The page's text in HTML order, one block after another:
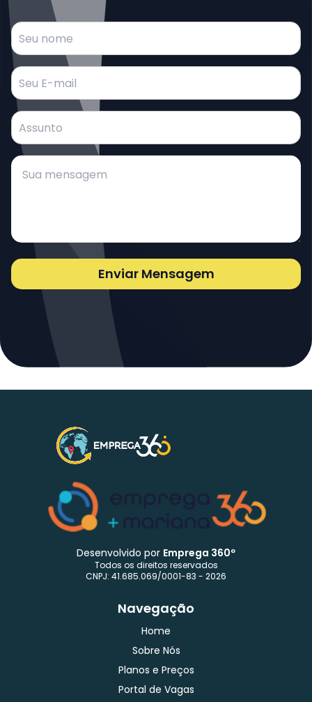
Enviar Mensagem
Desenvolvido por Emprega 360º
Todos os direitos reservados
CNPJ: 41.685.069/0001-83 - 2026
Navegação
Home
Sobre Nós
Planos e Preços
Portal de Vagas